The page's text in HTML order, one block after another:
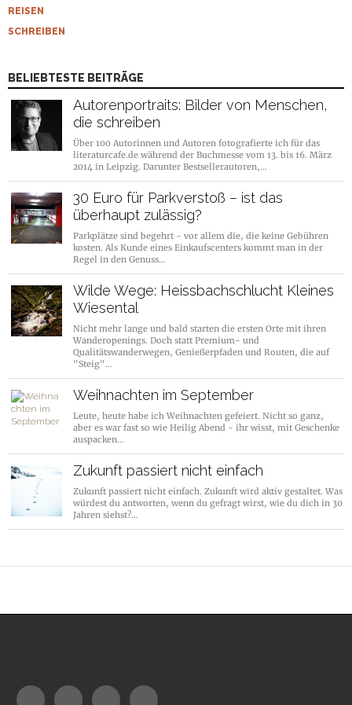
REISEN
SCHREIBEN
BELIEBTESTE BEITRÄGE
Autorenportraits: Bilder von Menschen,
die schreiben
Über 100 Autorinnen und Autoren fotografierte ich für das
literaturcafe.de während der Buchmesse vom 13. bis 16. März
2014 in Leipzig. Darunter Bestsellerautoren,…
30 Euro für Parkverstoß – ist das
überhaupt zulässig?
Parkplätze sind begehrt - vor allem die, die keine Gebühren
kosten. Als Kunde eines Einkaufscenters kommt man in der
Regel in den Genuss…
Wilde Wege: Heissbachschlucht Kleines
Wiesental
Nicht mehr lange und bald starten die ersten Orte mit ihren
Wanderopenings. Doch statt Premium- und
Qualitätswanderwegen, Genießerpfaden und Routen, die auf
"Steig"…
Weihnachten im September
Leute, heute habe ich Weihnachten gefeiert. Nicht so ganz,
aber es war fast so wie Heilig Abend - ihr wisst, mit Geschenke
auspacken…
Zukunft passiert nicht einfach
Zukunft passiert nicht einfach. Zukunft wird aktiv gestaltet. Was
würdest du antworten, wenn du gefragt wirst, wie du dich in 30
Jahren siehst?…